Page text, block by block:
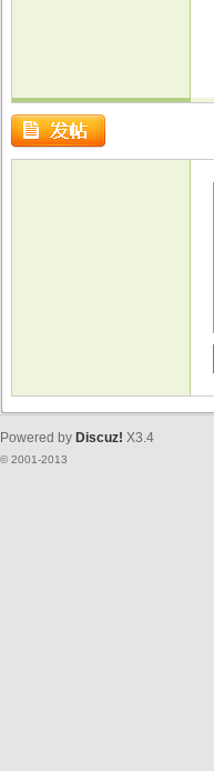
Powered by Discuz! X3.4
© 2001-2013